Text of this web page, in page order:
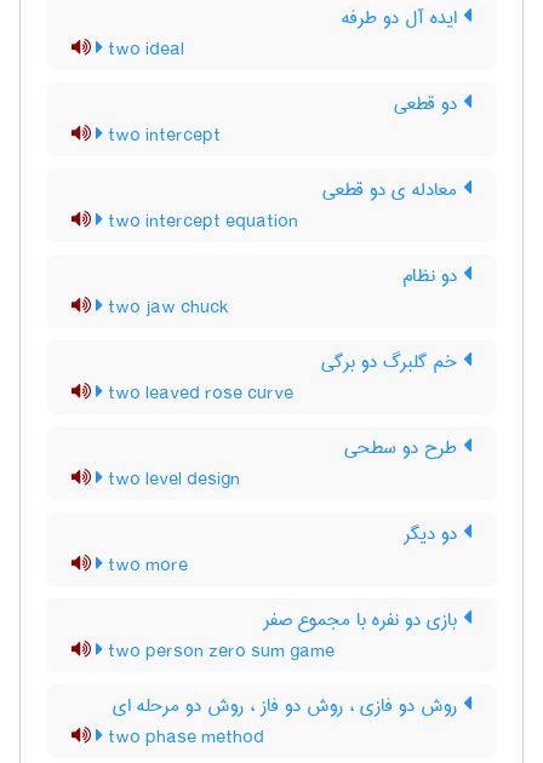
ایده آل دو طرفه
two ideal
دو قطعی
two intercept
معادله ی دو قطعی
two intercept equation
دو نظام
two jaw chuck
خم گلبرگ دو برگی
two leaved rose curve
طرح دو سطحی
two level design
دو دیگر
two more
بازی دو نفره با مجموع صفر
two person zero sum game
روش دو فازی ، روش دو فاز ، روش دو مرحله ای
two phase method